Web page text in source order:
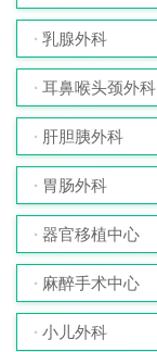
乳腺外科
耳鼻喉头颈外科
肝胆胰外科
胃肠外科
器官移植中心
麻醉手术中心
小儿外科